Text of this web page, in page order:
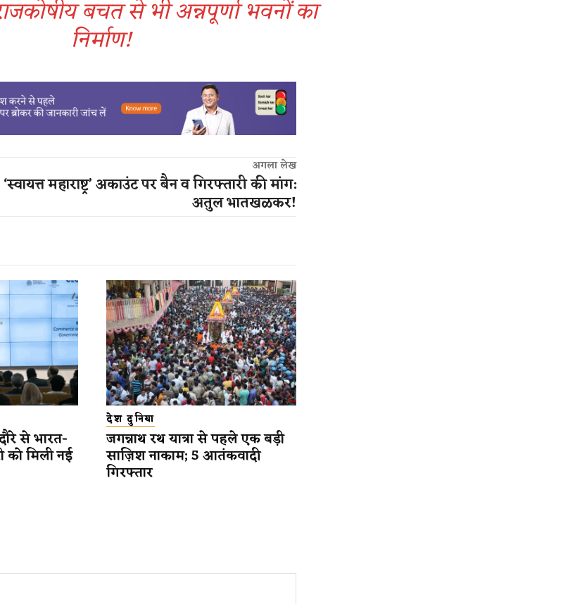
बचत से भी अन्नपूर्णा भवनों का
निर्माण!
अगला लेख
‘स्वायत्त महाराष्ट्र’ अकाउंट पर बैन व गिरफ्तारी की मांग:
अतुल भातखळकर!
से भारत-
को मिली नई
देश दुनिया
जगन्नाथ रथ यात्रा से पहले एक बड़ी
साज़िश नाकाम; 5 आतंकवादी
गिरफ्तार